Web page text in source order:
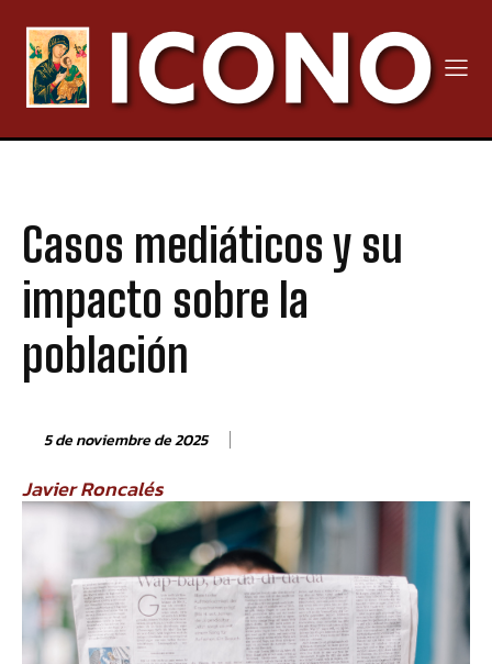
Casos mediáticos y su
impacto sobre la
población
5 de noviembre de 2025
Javier Roncalés